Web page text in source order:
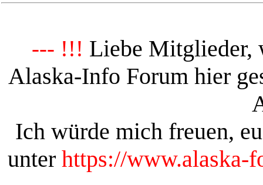
--- !!! Liebe Mitglieder,
Alaska-Info Forum hier
Ich würde mich freuen,
unter https://www.alaska-